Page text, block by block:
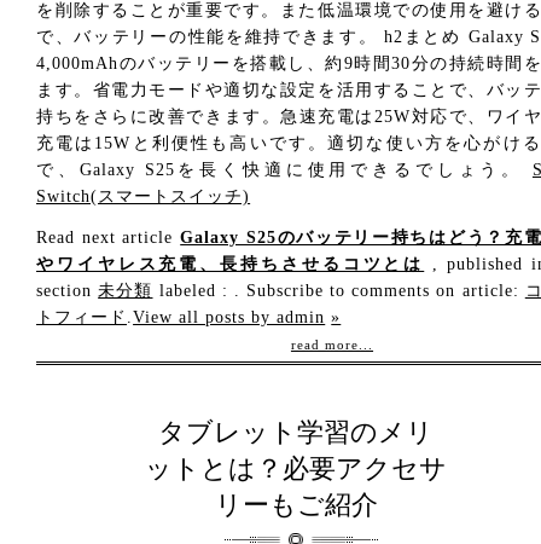
を削除することが重要です。また低温環境での使用を避け
で、バッテリーの性能を維持できます。 h2まとめ Galaxy
4,000mAhのバッテリーを搭載し、約9時間30分の持続時間
ます。省電力モードや適切な設定を活用することで、バッ
持ちをさらに改善できます。急速充電は25W対応で、ワイ
充電は15Wと利便性も高いです。適切な使い方を心がけ
で、Galaxy S25を長く快適に使用できるでしょう。
Switch(スマートスイッチ)
Read next articleGalaxy S25のバッテリー持ちはどう？充
やワイヤレス充電、長持ちさせるコツとは
, published
section未分類 labeled : . Subscribe to comments on article:
トフィード .View all posts by admin »
read more...
タブレット学習のメリ
ットとは？必要アクセサ
リーもご紹介